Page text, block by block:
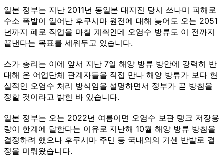
일본 정부는 지난 2011년 동일본 대지진 당시 쓰나미 피해로
수소 폭발이 일어난 후쿠시마 원전에 대해 늦어도 오는 2051
년까지 폐로 작업을 마칠 계획인데 오염수 방류도 이 전까지
끝낸다는 목표를 세워두고 있습니다.
스가 총리는 이에 앞서 지난 7일 해양 방류 방안에 강력히 반
대해 온 어업단체 관계자들을 직접 만나 해양 방류가 보다 현
실적인 오염수 처리 방식임을 설명하면서 정부가 곧 방침을
정할 것이라고 밝힌 바 있습니다.
일본 정부는 오는 2022년 여름이면 오염수 보관 탱크 저장용
량이 한계에 달한다는 이유로 지난해 10월 해양 방류 방침을
결정하려 했으나 후쿠시마 주민 등 국내외의 거센 반발로 결
정을 미뤄왔습니다.